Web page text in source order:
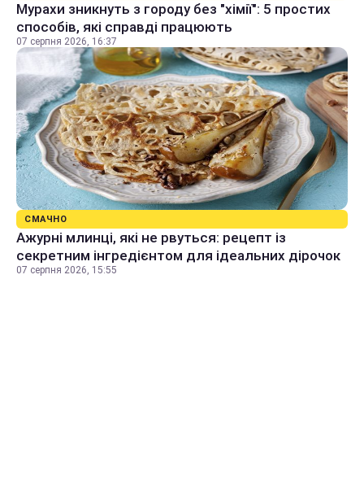
Мурахи зникнуть з городу без "хімії": 5 простих
способів, які справді працюють
07 серпня 2026, 16:37
СМАЧНО
Ажурні млинці, які не рвуться: рецепт із
секретним інгредієнтом для ідеальних дірочок
07 серпня 2026, 15:55